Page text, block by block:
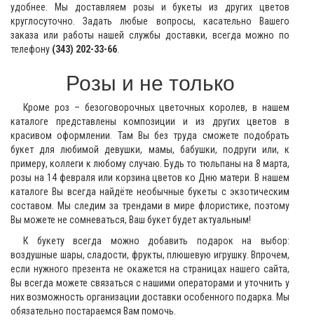
удобнее. Мы доставляем розы и букеты из других цветов
круглосуточно. Задать любые вопросы, касательно Вашего
заказа или работы нашей службы доставки, всегда можно по
телефону (343) 202-33-66.
Розы и не только
Кроме роз – безоговорочных цветочных королев, в нашем
каталоге представлены композиции и из других цветов в
красивом оформлении. Там Вы без труда сможете подобрать
букет для любимой девушки, мамы, бабушки, подруги или, к
примеру, коллеги к любому случаю. Будь то тюльпаны на 8 марта,
розы на 14 февраля или корзина цветов ко Дню матери. В нашем
каталоге Вы всегда найдёте необычные букеты с экзотическим
составом. Мы следим за трендами в мире флористике, поэтому
Вы можете не сомневаться, Ваш букет будет актуальным!
К букету всегда можно добавить подарок на выбор:
воздушные шары, сладости, фрукты, плюшевую игрушку. Впрочем,
если нужного презента не окажется на страницах нашего сайта,
Вы всегда можете связаться с нашими операторами и уточнить у
них возможность организации доставки особенного подарка. Мы
обязательно постараемся Вам помочь.